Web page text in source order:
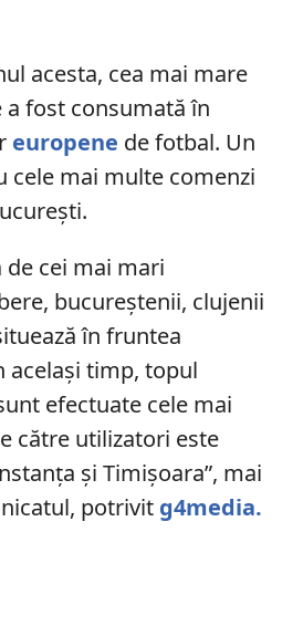
acesta, cea mai mare
fost consumată în
europene de fotbal. Un
cele mai multe comenzi
de cei mai mari
bucureştenii, clujenii
în fruntea
acelaşi timp, topul
efectuate cele mai
către utilizatori este
şi Timişoara”, mai
potrivit g4media.